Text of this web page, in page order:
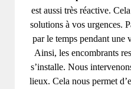
est aussi très réactive.
solutions à vos urgences.
par le temps pendant une
Ainsi, les encombrants
s’installe. Nous
lieux. Cela nous permet